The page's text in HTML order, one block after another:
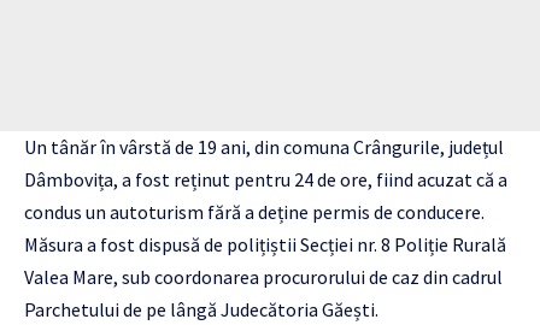
Un tânăr în vârstă de 19 ani, din comuna Crângurile, județul
Dâmbovița, a fost reținut pentru 24 de ore, fiind acuzat că a
condus un autoturism fără a deține permis de conducere.
Măsura a fost dispusă de polițiștii Secției nr. 8 Poliție Rurală
Valea Mare, sub coordonarea procurorului de caz din cadrul
Parchetului de pe lângă Judecătoria Găești.